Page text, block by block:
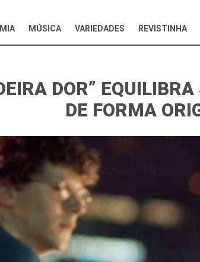
MÚSICA VARIEDADES REVISTINHA
DOR”
DE FORMA